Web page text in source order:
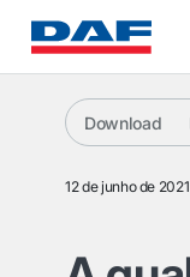
Download
12 de junho de 2021